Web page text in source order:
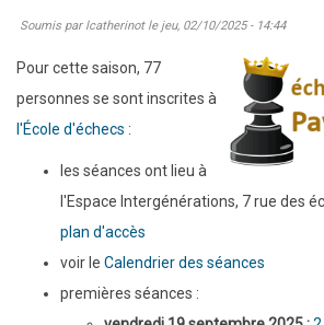
:
2
groupes
Soumis par lcatherinotle jeu, 02/10/2025 - 14:44
Pour cette saison, 77
personnes se sont inscrites à
l'École d'échecs :
les séances ont lieu à
l'Espace Intergénérations, 7 rue des
plan d'accès
voir le Calendrier des séances
premières séances :